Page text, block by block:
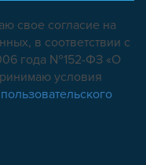
свое согласие на
в соответствии с
года №152-ФЗ «О
условия
пользовательского